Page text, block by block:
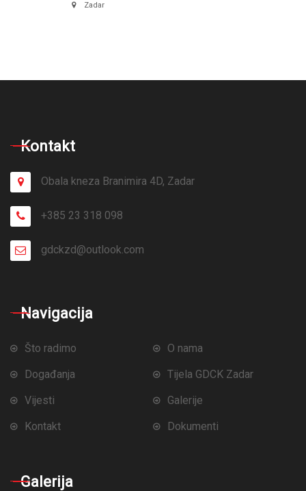
Zadar
Kontakt
Obala kneza Branimira 4D, Zadar
+385 23 318 098
gdckzd@outlook.com
Navigacija
Što radimo
O nama
Događanja
Tijela GDCK Zadar
Vijesti
Galerije
Kontakt
Dokumenti
Galerija